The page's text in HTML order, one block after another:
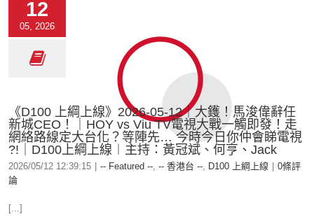
12
05, 2026
《D100 上綱上線》2026-05-12｜大鑊！馬浚偉辭任
新城CEO！｜HOY vs Viu TV電視大戰一觸即發！走
網絡路線定大台化？等陣先… 今時今日你仲會睇電視
?!｜D100上綱上線︱主持：黃冠斌、何亨、Jack
2026/05/12 12:39:15 -- Featured --, -- 香港台 --, D100 上綱上線
0條評
論
[...]